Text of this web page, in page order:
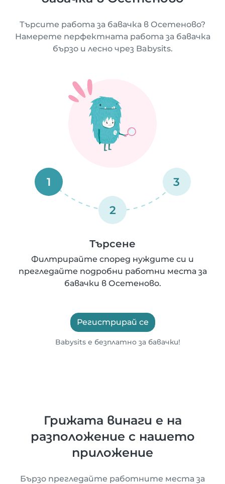
Търсите работа за бавачка в Осетеново?
Намерете перфектната работа за бавачка
бързо и лесно чрез Babysits.
1
2
3
Търсене
Филтрирайте според нуждите си и
прегледайте подробни работни места за
бавачки в Осетеново.
Регистрирай се
Babysits е безплатно за бавачки!
Грижата винаги е на
разположение с нашето
приложение
Бързо прегледайте работните места за